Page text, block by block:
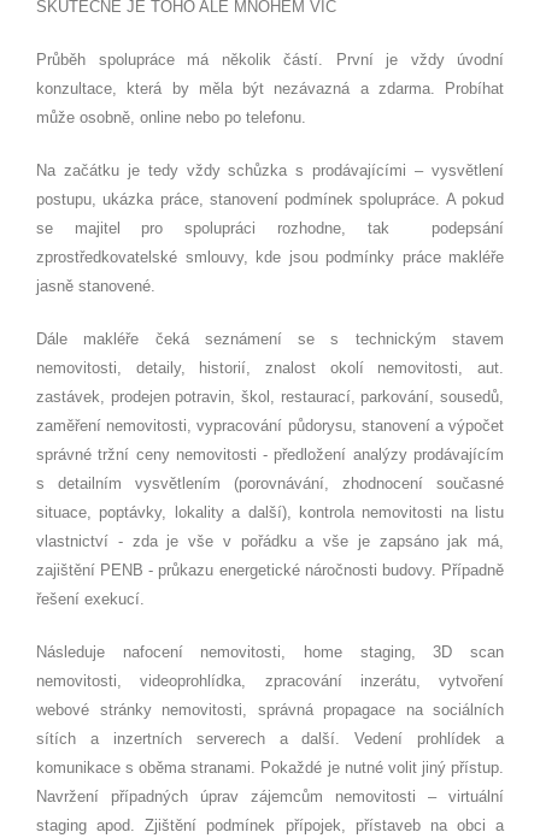
SKUTEČNĚ JE TOHO ALE MNOHEM V ÍC
Průběh spolupráce má několik částí. První je vždy úvodní
konzultace, která by měla být nezávazná a zdarma. Probíhat
může osobně, online nebo po telefonu.
Na začátku je tedy vždy schůzka s prodávajícími – vysvětlení
postupu, ukázka práce, stanovení podmínek spolupráce. A pokud
se majitel pro spolupráci rozhodne, tak podepsání
zprostředkovatelské smlouvy, kde jsou podmínky práce makléře
jasně stanovené.
Dále makléře čeká seznámení se s technickým stavem
nemovitosti, detaily, historií, znalost okolí nemovitosti, aut.
zastávek, prodejen potravin, š kol, restaurací, parkování, sousedů,
zaměření nemovitosti, vypracování půdorysu, stanovení a výpočet
správnétržní ceny nemovitosti - předložení analýzy prodávajícím
s detailním vysvětlením (porovnávání, zhodnocení současné
situace, poptávky, lokality a další), kontrola nemovitosti na listu
vlastnictví - zda je vše v pořádku a vše je zapsáno jak má,
zajištění PENB - průkazu energetické náročnosti budovy. Případně
řešení exekucí.
Následuje nafocení nemovitosti, home staging, 3D scan
nemovitosti, videoprohlídka, zpracování inzerátu, vytvoření
webové stránky nemovitosti, správná propagace na sociálních
sítích a inzertních serverech a další. Vedení prohlídek a
komunikace s oběma stranami. Pokaždé je nutné volit jiný přístup.
Navržení případných úprav zájemcům nemovitosti – virtuální
staging apod. Zjištění podmínek přípojek, přístaveb na obci a